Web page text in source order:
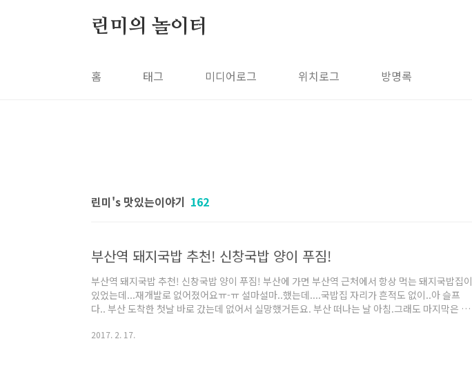
린미의 놀이터
홈 태그 미디어로그 위치로그 방명록
린미's 맛있는이야기 162
부산역 돼지국밥 추천! 신창국밥 양이 푸짐!
부산역 돼지국밥 추천! 신창국밥 양이 푸짐! 부산에 가면 부산역 근처에서 항상 먹는 돼지국밥집이
있었는데...재개발로 없어졌어요ㅠ-ㅠ 설마설마..했는데....국밥집 자리가 흔적도 없이..아 슬프
다.. 부산 도착한 첫날 바로 갔는데 없어서 실망했거든요. 부산 떠나는 날 아침.그래도 마지막은 돼
신창국밥으로 갔어요. 배도 고프고....ㅎㅎ찾기는 매우 쉽습니다.점심시간 조금 지나서 가니, 대기
2017. 2. 17.